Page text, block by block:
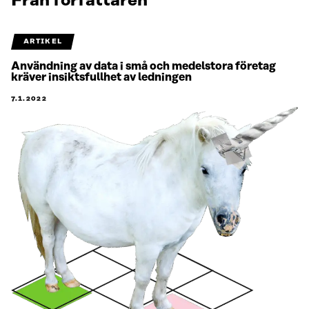
ARTIKEL
Användning av data i små och medelstora företag
kräver insiktsfullhet av ledningen
7.1.2022